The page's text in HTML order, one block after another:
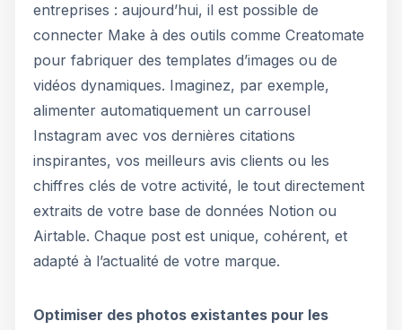
entreprises : aujourd’hui, il est possible de
connecter Make à des outils comme Creatomate
pour fabriquer des templates d’images ou de
vidéos dynamiques. Imaginez, par exemple,
alimenter automatiquement un carrousel
Instagram avec vos dernières citations
inspirantes, vos meilleurs avis clients ou les
chiffres clés de votre activité, le tout directement
extraits de votre base de données Notion ou
Airtable. Chaque post est unique, cohérent, et
adapté à l’actualité de votre marque.
Optimiser des photos existantes pour les